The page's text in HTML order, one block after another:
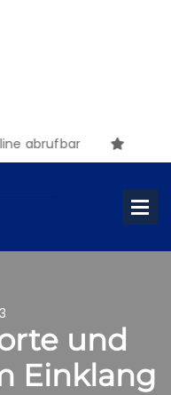
abrufbar
und
Einklang